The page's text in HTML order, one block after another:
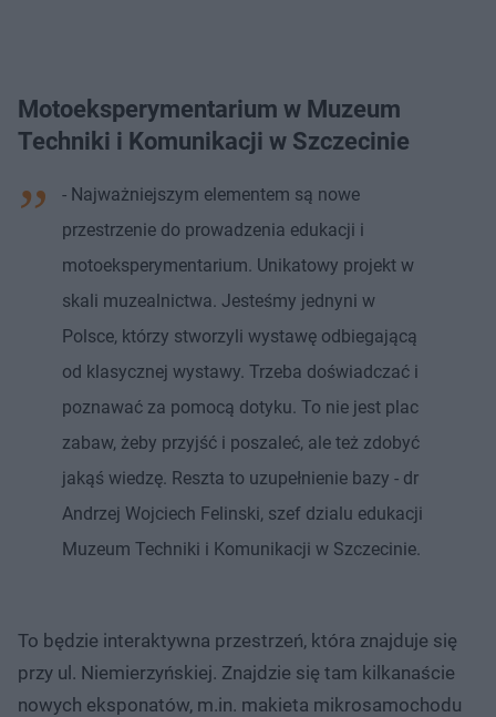
Motoeksperymentarium w Muzeum
Techniki i Komunikacji w Szczecinie
- Najważniejszym elementem są nowe
przestrzenie do prowadzenia edukacji i
motoeksperymentarium. Unikatowy projekt w
skali muzealnictwa. Jesteśmy jednyni w
Polsce, którzy stworzyli wystawę odbiegającą
od klasycznej wystawy. Trzeba doświadczać i
poznawać za pomocą dotyku. To nie jest plac
zabaw, żeby przyjść i poszaleć, ale też zdobyć
jakąś wiedzę. Reszta to uzupełnienie bazy - dr
Andrzej Wojciech Felinski, szef dzialu edukacji
Muzeum Techniki i Komunikacji w Szczecinie.
To będzie interaktywna przestrzeń, która znajduje się
przy ul. Niemierzyńskiej. Znajdzie się tam kilkanaście
nowych eksponatów, m.in. makieta mikrosamochodu